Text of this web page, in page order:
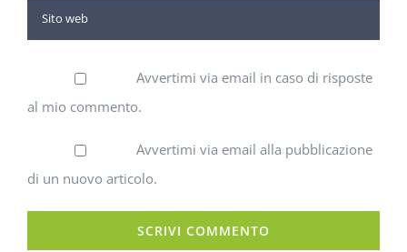
Avvertimi via email in caso di risposte
al mio commento.
Avvertimi via email alla pubblicazione
di un nuovo articolo.